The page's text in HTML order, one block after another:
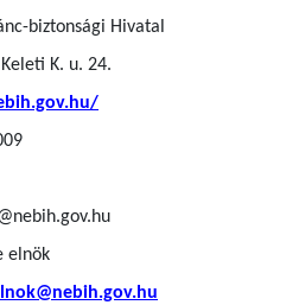
biztonsági Hivatal
K. u. 24.
elnök